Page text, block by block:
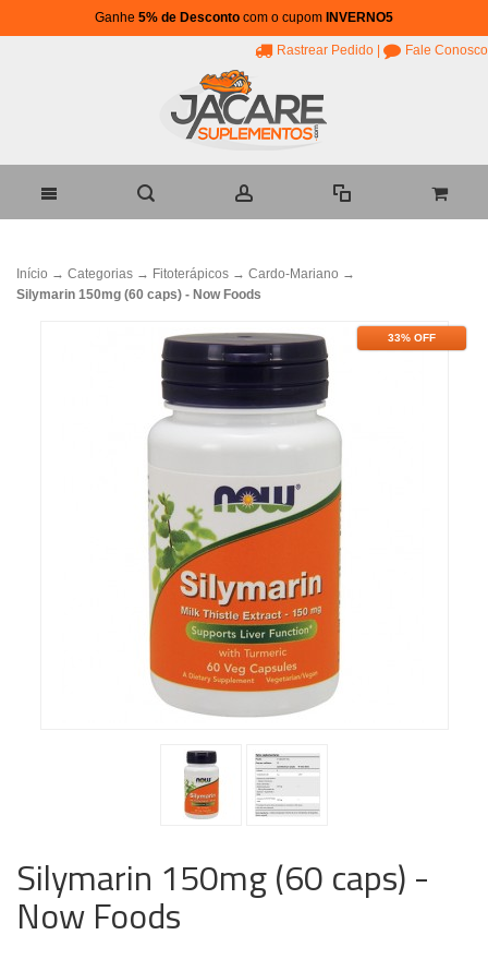
Ganhe 5% de Desconto com o cupom INVERNO5
Rastrear Pedido Fale Conosco
Início → Categorias → Fitoterápicos → Cardo-Mariano →
Silymarin 150mg (60 caps) - Now Foods
33% OFF
Silymarin 150mg (60 caps) -
Now Foods